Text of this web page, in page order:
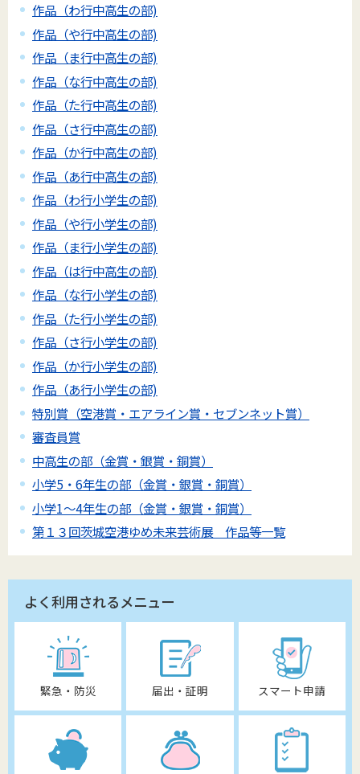
作品（わ行中高生の部)
作品（や行中高生の部)
作品（ま行中高生の部)
作品（な行中高生の部)
作品（た行中高生の部)
作品（さ行中高生の部)
作品（か行中高生の部)
作品（あ行中高生の部)
作品（わ行小学生の部)
作品（や行小学生の部)
作品（ま行小学生の部)
作品（は行中高生の部)
作品（な行小学生の部)
作品（た行小学生の部)
作品（さ行小学生の部)
作品（か行小学生の部)
作品（あ行小学生の部)
特別賞（空港賞・エアライン賞・セブンネット賞）
審査員賞
中高生の部（金賞・銀賞・銅賞）
小学5・6年生の部（金賞・銀賞・銅賞）
小学1～4年生の部（金賞・銀賞・銅賞）
第１３回茨城空港ゆめ未来芸術展 作品等一覧
よく利用されるメニュー
緊急・防災 届出・証明 スマート申請